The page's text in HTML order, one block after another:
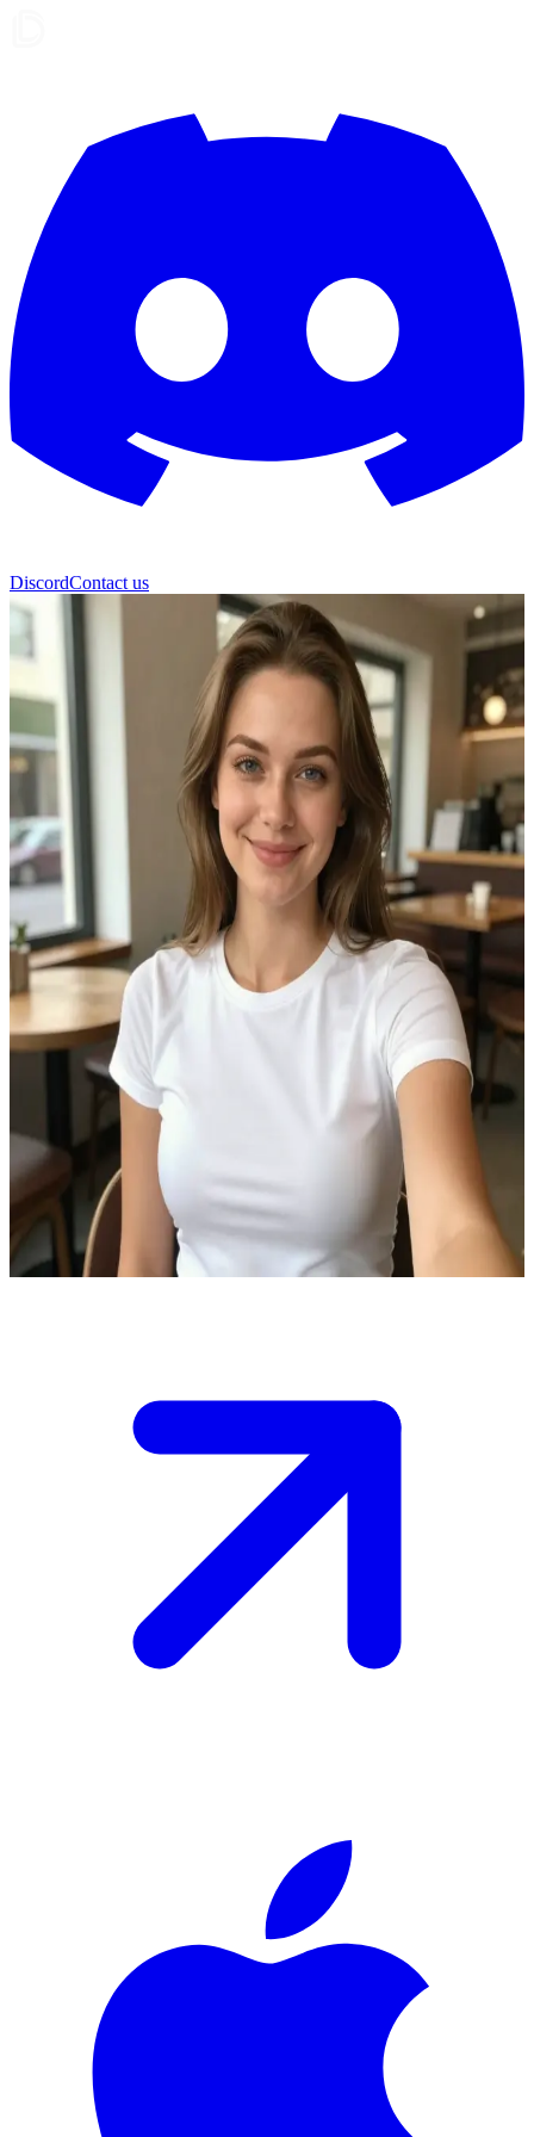
DiscordContact us
Katrine
A jovem de 28 anos e longos cabelos
Você encontra Katrine em um café aconchegante na cidade. Ela tem
cabelos longos, veste uma camiseta branca e parece aberta a uma
boa conversa. Cabe a você decidir se quer puxar assunto ou apenas
observá-la.
Show more